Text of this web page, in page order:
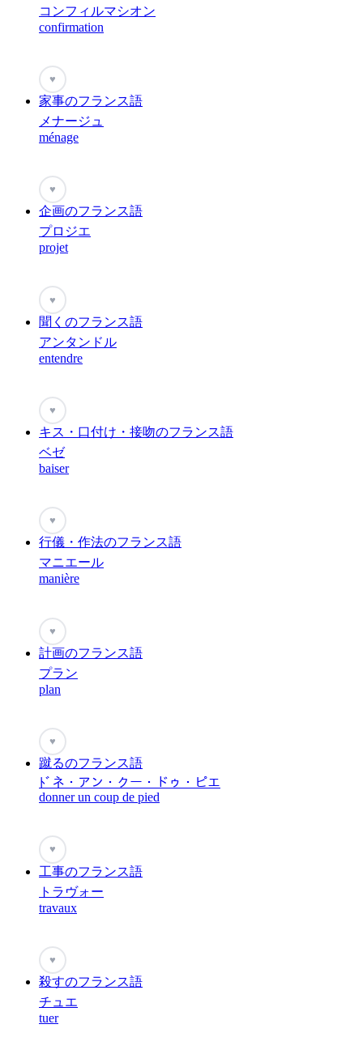
コンフィルマシオン
confirmation
♥
家事のフランス語
メナージュ
ménage
♥
企画のフランス語
プロジエ
projet
♥
聞くのフランス語
アンタンドル
entendre
♥
キス・口付け・接吻のフランス語
ベゼ
baiser
♥
行儀・作法のフランス語
マニエール
manière
♥
計画のフランス語
プラン
plan
♥
蹴るのフランス語
ﾄﾞネ・アン・クー・ドゥ・ピエ
donner un coup de pied
♥
工事のフランス語
トラヴォー
travaux
♥
殺すのフランス語
チュエ
tuer